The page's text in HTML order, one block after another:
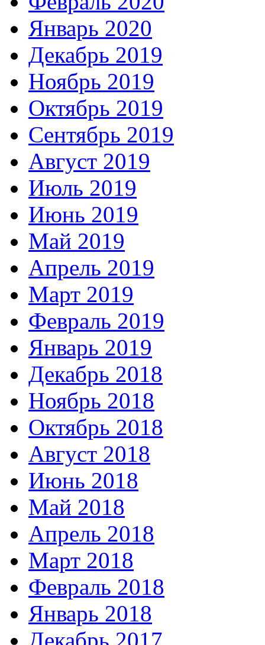
Январь 2020
Декабрь 2019
Ноябрь 2019
Октябрь 2019
Сентябрь 2019
Август 2019
Июль 2019
Июнь 2019
Май 2019
Апрель 2019
Март 2019
Февраль 2019
Январь 2019
Декабрь 2018
Ноябрь 2018
Октябрь 2018
Август 2018
Июнь 2018
Май 2018
Апрель 2018
Март 2018
Февраль 2018
Январь 2018
Декабрь 2017